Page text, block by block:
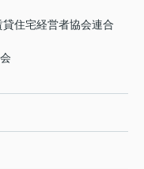
住宅経営者協会連合